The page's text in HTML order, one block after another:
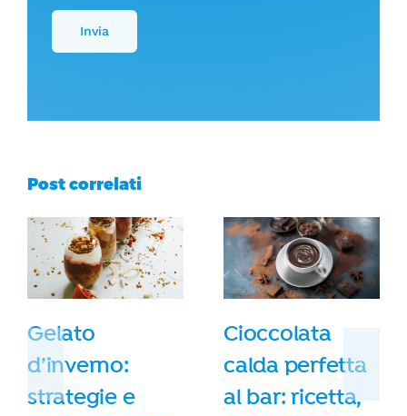
Post correlati
Gelato
d’inverno:
strategie e
Cioccolata
calda perfetta
al bar: ricetta,